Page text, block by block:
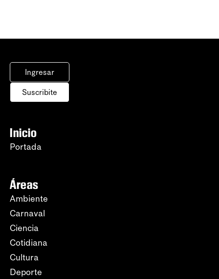
Ingresar
Suscribite
Inicio
Portada
Áreas
Ambiente
Carnaval
Ciencia
Cotidiana
Cultura
Deporte